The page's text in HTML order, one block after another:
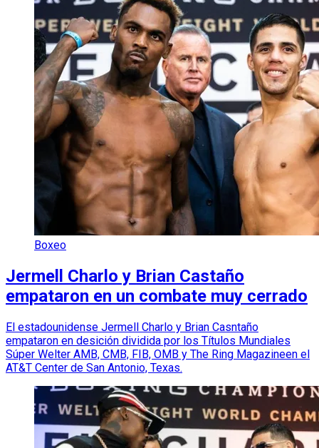
Boxeo
Jermell Charlo y Brian Castaño
empataron en un combate muy cerrado
El estadounidense Jermell Charlo y Brian Casntaño
empataron en desición dividida por los Títulos Mundiales
Súper Welter AMB, CMB, FIB, OMB y The Ring Magazineen el
AT&T Center de San Antonio, Texas.